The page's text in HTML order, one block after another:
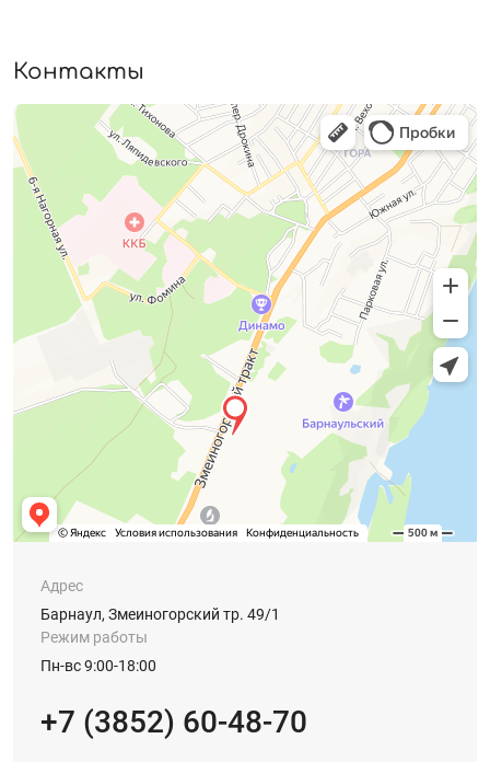
Контакты
Адрес
Барнаул, Змеиногорский тр. 49/1
Режим работы
Пн-вс 9:00-18:00
+7 (3852) 60-48-70